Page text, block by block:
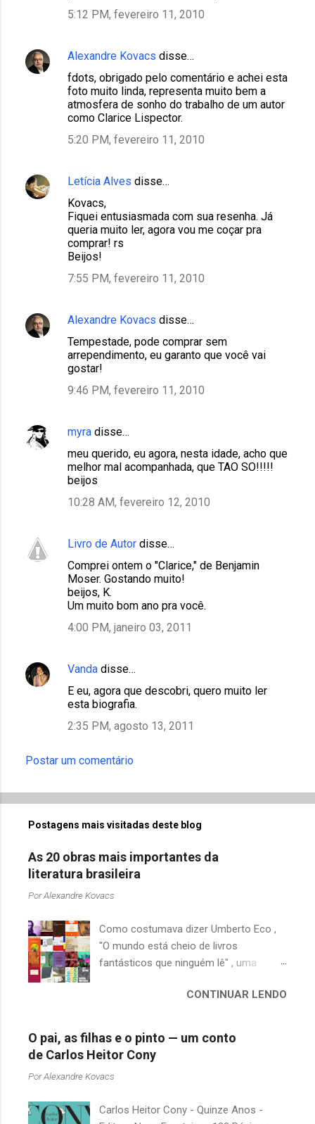
5:12 PM, fevereiro 11, 2010
Alexandre Kovacs disse…
fdots, obrigado pelo comentário e achei esta
foto muito linda, representa muito bem a
atmosfera de sonho do trabalho de um autor
como Clarice Lispector.
5:20 PM, fevereiro 11, 2010
Letícia Alves disse…
Kovacs,
Fiquei entusiasmada com sua resenha. Já
queria muito ler, agora vou me coçar pra
comprar! rs
Beijos!
7:55 PM, fevereiro 11, 2010
Alexandre Kovacs disse…
Tempestade, pode comprar sem
arrependimento, eu garanto que você vai
gostar!
9:46 PM, fevereiro 11, 2010
myra disse…
meu querido, eu agora, nesta idade, acho que
melhor mal acompanhada, que TAO SO!!!!!
beijos
10:28 AM, fevereiro 12, 2010
Livro de Autor disse…
Comprei ontem o "Clarice," de Benjamin
Moser. Gostando muito!
beijos, K.
Um muito bom ano pra você.
4:00 PM, janeiro 03, 2011
Vanda disse…
E eu, agora que descobri, quero muito ler
esta biografia.
2:35 PM, agosto 13, 2011
Postar um comentário
Postagens mais visitadas deste blog
As 20 obras mais importantes da
literatura brasileira
PorAlexandre Kovacs
Como costumava dizer Umberto Eco ,
"O mundo está cheio de livros
fantásticos que ninguém lê" , uma
quando falamos de clássicos da
escritores brasileiros, somos forçados
a uma avaliação burocrática na escola e
acabamos adquirindo uma certa
antipatia a determinado livro ou autor
justamente o contrário. É surpreendente
CONTINUAR LENDO
O pai, as filhas e o pinto — um conto
de Carlos Heitor Cony
PorAlexandre Kovacs
Carlos Heitor Cony - Quinze Anos -